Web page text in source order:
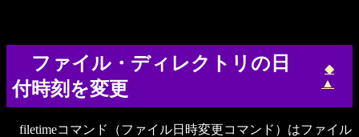
ファイル・ディレクトリの日
付時刻を変更
◆
▲
filetimeコマンド（ファイル日時変更コマンド）はファイル